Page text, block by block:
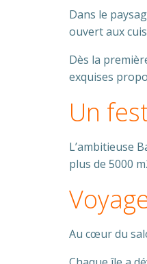
Dans le
ouvert aux
Dès la
exquises
Un
L’ambitieuse
plus de 5000
Au cœur du